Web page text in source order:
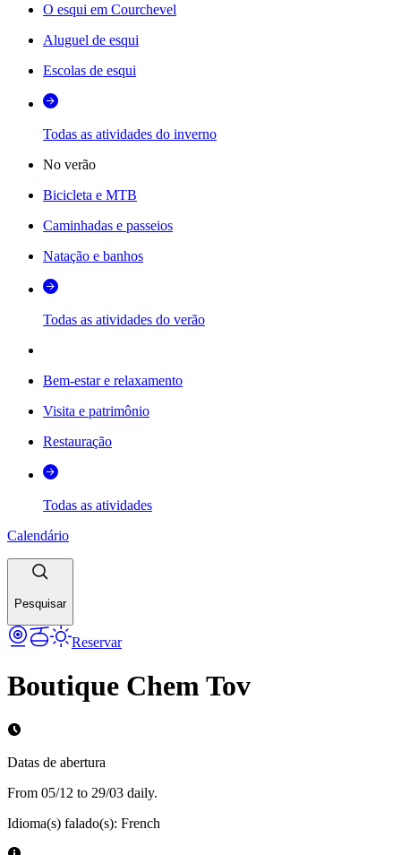
O esqui em Courchevel
Aluguel de esqui
Escolas de esqui
Todas as atividades do inverno
No verão
Bicicleta e MTB
Caminhadas e passeios
Natação e banhos
Todas as atividades do verão
Bem-estar e relaxamento
Visita e patrimônio
Restauração
Todas as atividades
Calendário
Pesquisar
Reservar
Boutique Chem Tov
Datas de abertura
From 05/12 to 29/03 daily.
Idioma(s) falado(s): French